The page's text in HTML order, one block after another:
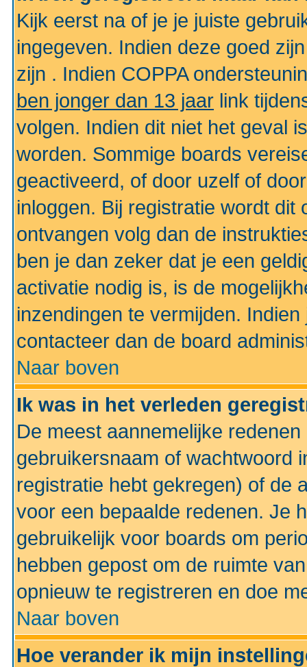
Kijk eerst na of je je juiste
ingegeven. Indien deze goed
zijn . Indien COPPA
ben jonger dan 13 jaar link
volgen. Indien dit niet het geval
worden. Sommige boards
geactiveerd, of door uzelf of
inloggen. Bij registratie wordt dit
ontvangen volg dan de
ben je dan zeker dat je een
activatie nodig is, is de
inzendingen te vermijden.
contacteer dan de board
Naar boven
Ik was in het verleden
De meest aannemelijke
gebruikersnaam of wachtwoord
registratie hebt gekregen) of de
voor een bepaalde redenen. Je
gebruikelijk voor boards om
hebben gepost om de ruimte
opnieuw te registreren en doe
Naar boven
Hoe verander ik mijn